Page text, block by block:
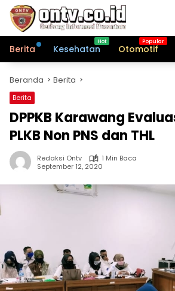
Langsung
konten
Berita
Kesehatan Otomotif
Beranda Berita
Berita
DPPKB Karawang
PLKB Non PNS dan THL
Redaksi Ontv
1 Min Baca
September 12, 2020